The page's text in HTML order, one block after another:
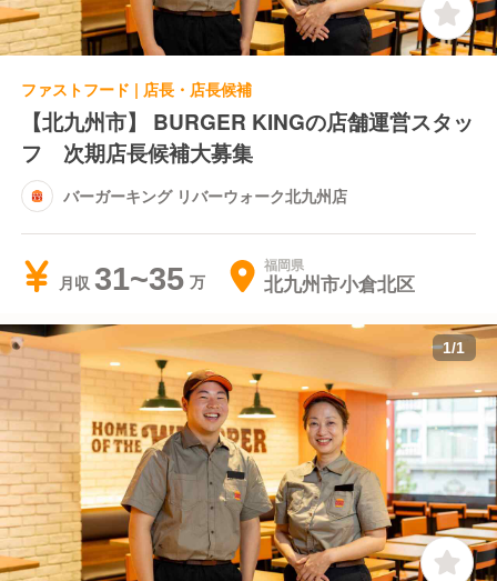
ファストフード | 店長・店長候補
【北九州市】 BURGER KINGの店舗運営スタッ
フ 次期店長候補大募集
バーガーキング リバーウォーク北九州店
月収 31~35 福岡県
北九州市小倉北区
1/1